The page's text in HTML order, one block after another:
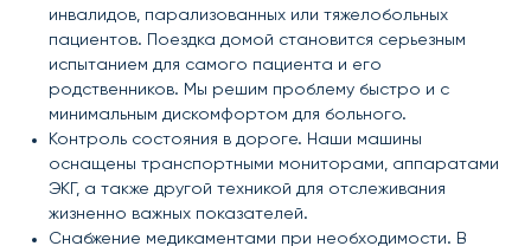
инвалидов, парализованных или тяжелобольных
пациентов. Поездка домой становится серьезным
испытанием для самого пациента и его
родственников. Мы решим проблему быстро и с
минимальным дискомфортом для больного.
Контроль состояния в дороге. Наши машины
оснащены транспортными мониторами, аппаратами
ЭКГ, а также другой техникой для отслеживания
жизненно важных показателей.
Снабжение медикаментами при необходимости. В